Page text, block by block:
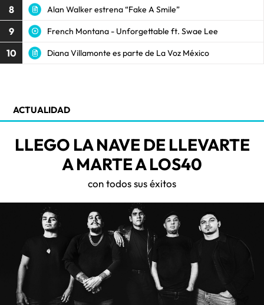
8 Alan Walker estrena “Fake A Smile”
9 French Montana - Unforgettable ft. Swae Lee
10 Diana Villamonte es parte de La Voz México
ACTUALIDAD
LLEGO LA NAVE DE LLEVARTE
A MARTE A LOS40
con todos sus éxitos